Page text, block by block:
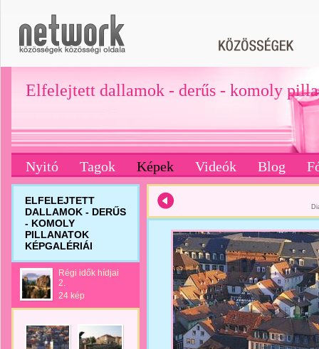
Elfelejtett dallamok - derűs - komoly
Nyitó Tagok Képek Videók Blog
ELFELEJTETT
DALLAMOK - DERŰS
- KOMOLY
PILLANATOK
KÉPGALÉRIÁI
Régi idők hídjai
2.
24 kép